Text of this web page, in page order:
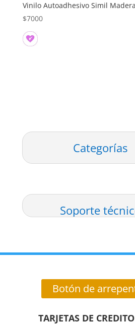
Vinilo Autoadhesivo Simil Madera
$7000
Categorías
Soporte
Botón de
TARJETAS DE